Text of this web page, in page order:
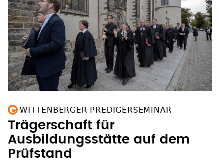
WITTENBERGER PREDIGERSEMINAR
Trägerschaft für
Ausbildungsstätte auf dem
Prüfstand